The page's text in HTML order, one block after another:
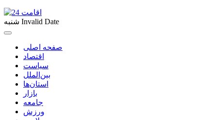
شنبه Invalid Date
صفحه اصلی
اقتصاد
سیاست
بین‌الملل
استان‌ها
بازار
جامعه
ورزش